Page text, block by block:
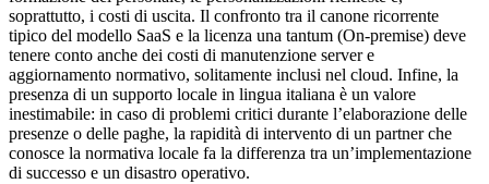
soprattutto, i costi di uscita. Il confronto tra il canone ricorrente
tipico del modello SaaS e la licenza una tantum (On-premise) deve
tenere conto anche dei costi di manutenzione server e
aggiornamento normativo, solitamente inclusi nel cloud. Infine, la
presenza di un supporto locale in lingua italiana è un valore
inestimabile: in caso di problemi critici durante l’elaborazione delle
presenze o delle paghe, la rapidità di intervento di un partner che
conosce la normativa locale fa la differenza tra un’implementazione
di successo e un disastro operativo.